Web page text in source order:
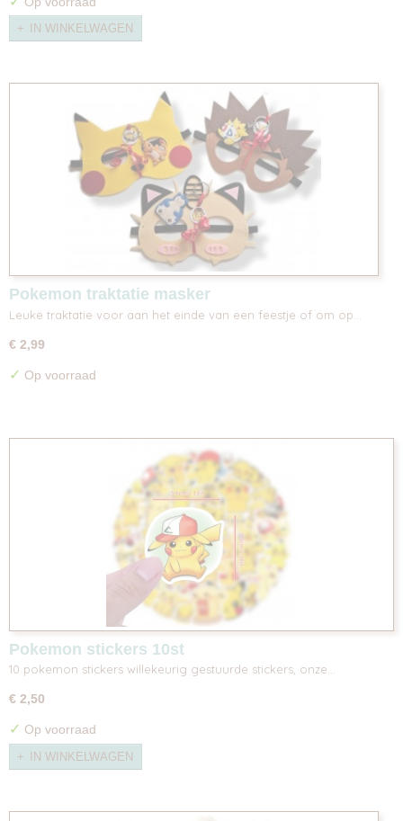
IN WINKELWAGEN
Pokemon traktatie masker
Leuke traktatie voor aan het einde van een feestje of om op…
€ 2,99
✓ Op voorraad
Pokemon stickers 10st
10 pokemon stickers willekeurig gestuurde stickers, onze…
€ 2,50
✓ Op voorraad
IN WINKELWAGEN